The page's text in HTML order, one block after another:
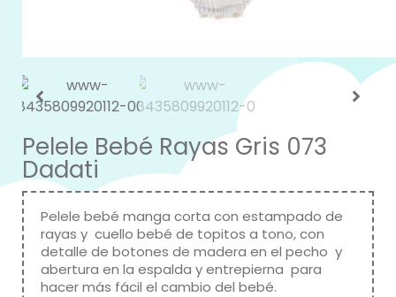
Pelele Bebé Rayas Gris 073
Dadati
Pelele bebé manga corta con estampado de
rayas y cuello bebé de topitos a tono, con
detalle de botones de madera en el pecho y
abertura en la espalda y entrepierna para
hacer más fácil el cambio del bebé.